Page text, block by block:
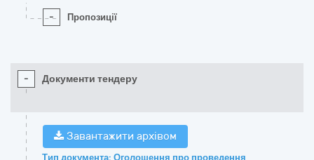
- Пропозиції
- Документи тендеру
Завантажити архівом
Тип документа: Оголошення про проведення